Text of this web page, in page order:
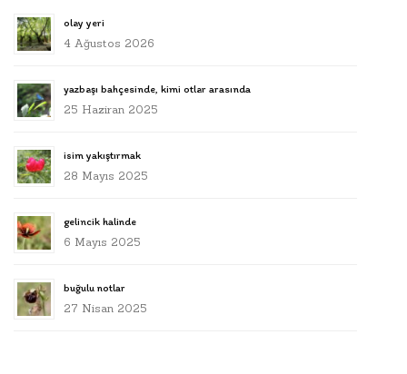
olay yeri
4 Ağustos 2026
yazbaşı bahçesinde, kimi otlar arasında
25 Haziran 2025
isim yakıştırmak
28 Mayıs 2025
gelincik halinde
6 Mayıs 2025
buğulu notlar
27 Nisan 2025